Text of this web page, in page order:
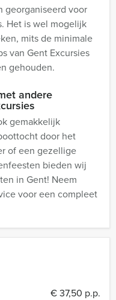
€ 37,50 p.p.
georganiseerd voor
Het is wel mogelijk
mits de minimale
van Gent Excursies
gehouden.
andere
gemakkelijk
door het
of een gezellige
bieden wij
in Gent! Neem
voor een compleet